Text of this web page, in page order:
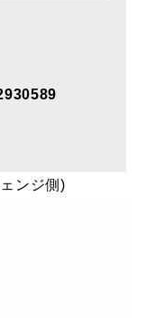
ンジ側)